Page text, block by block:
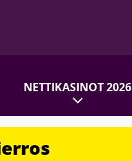
NETTIKASINOT 2026